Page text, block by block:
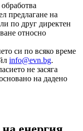
предлагане на
по друг директен
относно
си по всяко време
info@evn.bg.
не засяга
на дадено